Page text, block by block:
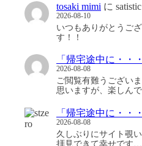
tosaki mimi に satistic
2026-08-10
いつもありがとうご
す！！
「帰宅途中に・・・
2026-08-08
ご閲覧有難うござい
思いますが、楽しん
「帰宅途中に・・・
2026-08-08
久しぶりにサイト覗
拝見できて幸せです